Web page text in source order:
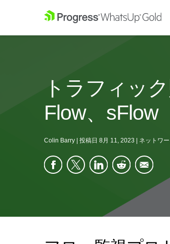
トラフィッ
Flow、sFlow
Colin Barry 投稿日 8月 11, 2023 ネットワ